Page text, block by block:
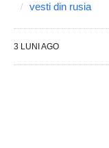
vesti din rusia
3 LUNI AGO